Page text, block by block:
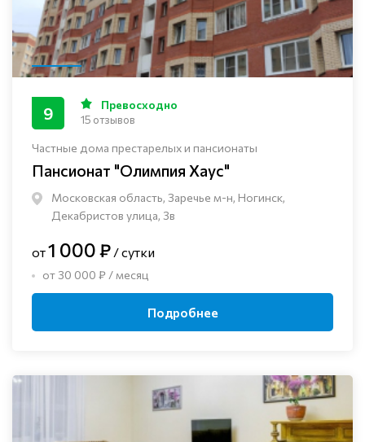
Частные дома престарелых и пансионаты
Пансионат "Олимпия Хаус"
Московская область, Заречье м-н, Ногинск, ​
Декабристов улица, 3в
9 Превосходно
15 отзывов
от1 000 ₽ / сутки
от 30 000 ₽ / месяц
Подробнее